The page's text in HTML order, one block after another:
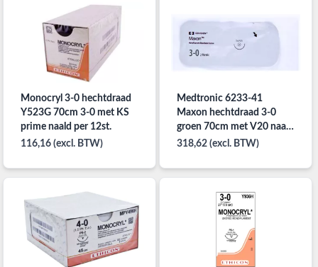
Monocryl 3-0 hechtdraad
Y523G 70cm 3-0 met KS
prime naald per 12st.
116,16 (excl. BTW)
Medtronic 6233-41
Maxon hechtdraad 3-0
groen 70cm met V20 naald
per 36st
318,62 (excl. BTW)